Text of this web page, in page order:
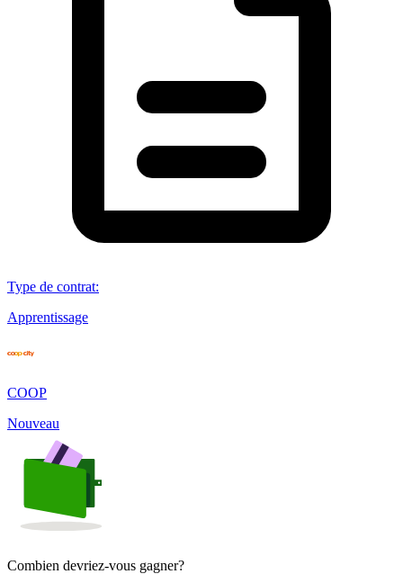
Type de contrat:
Apprentissage
COOP
Nouveau
Combien devriez-vous gagner?